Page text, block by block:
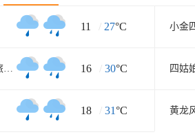
11 / 27°C
汶川三江生态旅游区 16 / 30°C 四姑
18 / 31°C 黄龙